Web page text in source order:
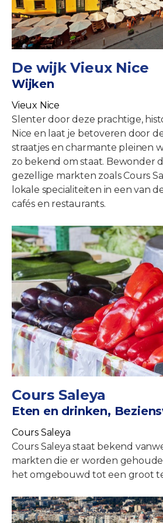
De wijk Vieux Nice
Wijken
Vieux Nice
Slenter door deze prachtige,
Nice en laat je betoveren door
straatjes en charmante pleinen
zo bekend om staat. Bewonder
gezellige markten zoals Cours
lokale specialiteiten in een van
cafés en restaurants.
Cours Saleya
Eten en drinken,
Cours Saleya
Cours Saleya staat bekend
markten die er worden
het omgebouwd tot een groot